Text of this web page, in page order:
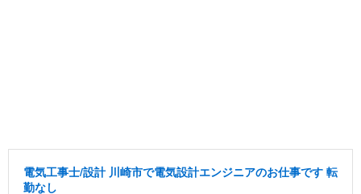
電気工事士/設計 川崎市で電気設計エンジニアのお仕事です 転
勤なし